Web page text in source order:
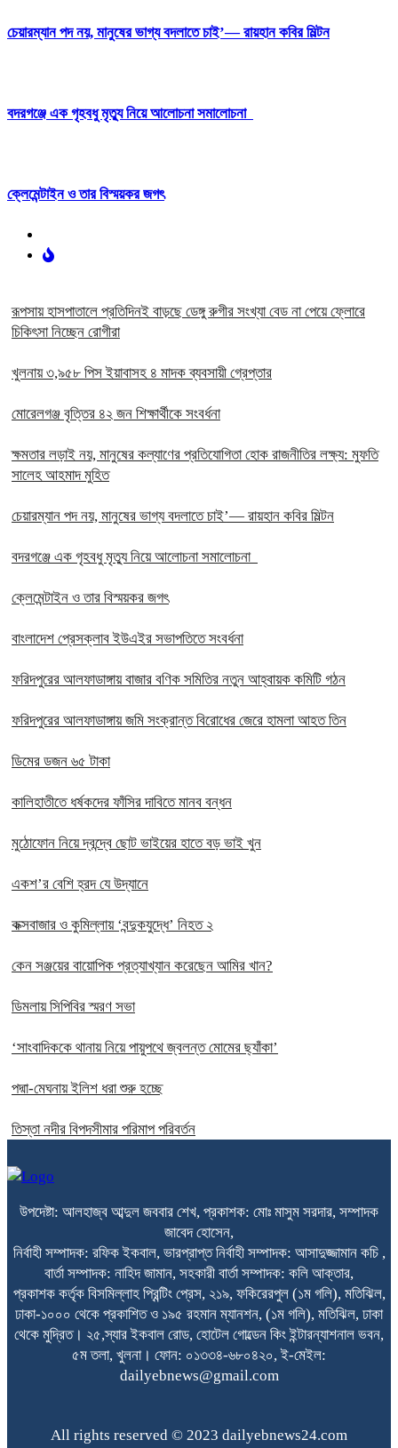
চেয়ারম্যান পদ নয়, মানুষের ভাগ্য বদলাতে চাই’— রায়হান কবির মিল্টন
বদরগঞ্জে এক গৃহবধু মৃত্যু নিয়ে আলোচনা সমালোচনা
ক্লেমেন্টাইন ও তার বিস্ময়কর জগৎ
রূপসায় হাসপাতালে প্রতিদিনই বাড়ছে ডেঙ্গু রুগীর সংখ্যা বেড না পেয়ে ফ্লোরে
চিকিৎসা নিচ্ছেন রোগীরা
খুলনায় ৩,৯৫৮ পিস ইয়াবাসহ ৪ মাদক ব্যবসায়ী গ্রেপ্তার
মোরেলগঞ্জ বৃত্তির ৪২ জন শিক্ষার্থীকে সংবর্ধনা
ক্ষমতার লড়াই নয়, মানুষের কল্যাণের প্রতিযোগিতা হোক রাজনীতির লক্ষ্য: মুফতি
সালেহ আহমাদ মুহিত
চেয়ারম্যান পদ নয়, মানুষের ভাগ্য বদলাতে চাই’— রায়হান কবির মিল্টন
বদরগঞ্জে এক গৃহবধু মৃত্যু নিয়ে আলোচনা সমালোচনা
ক্লেমেন্টাইন ও তার বিস্ময়কর জগৎ
বাংলাদেশ প্রেসক্লাব ইউএইর সভাপতিতে সংবর্ধনা
ফরিদপুরের আলফাডাঙ্গায় বাজার বণিক সমিতির নতুন আহ্বায়ক কমিটি গঠন
ফরিদপুরের আলফাডাঙ্গায় জমি সংক্রান্ত বিরোধের জেরে হামলা আহত তিন
ডিমের ডজন ৬৫ টাকা
কালিহাতীতে ধর্ষকদের ফাঁসির দাবিতে মানব বন্ধন
মুঠোফোন নিয়ে দ্বন্দ্বে ছোট ভাইয়ের হাতে বড় ভাই খুন
একশ’র বেশি হ্রদ যে উদ্যানে
কক্সবাজার ও কুমিল্লায় ‘বন্দুকযুদ্ধে’ নিহত ২
কেন সঞ্জয়ের বায়োপিক প্রত্যাখ্যান করেছেন আমির খান?
ডিমলায় সিপিবির স্মরণ সভা
‘সাংবাদিককে থানায় নিয়ে পায়ুপথে জ্বলন্ত মোমের ছ্যাঁকা’
পদ্মা-মেঘনায় ইলিশ ধরা শুরু হচ্ছে
তিস্তা নদীর বিপদসীমার পরিমাপ পরিবর্তন
উপদেষ্টা: আলহাজ্ব আব্দুল জববার শেখ, প্রকাশক: মোঃ মাসুম সরদার, সম্পাদক
জাবেদ হোসেন,
নির্বাহী সম্পাদক: রফিক ইকবাল, ভারপ্রাপ্ত নির্বাহী সম্পাদক: আসাদুজ্জামান কচি ,
বার্তা সম্পাদক: নাহিদ জামান, সহকারী বার্তা সম্পাদক: কলি আক্তার,
প্রকাশক কর্তৃক বিসমিল্লাহ প্রিন্টিং প্রেস, ২১৯, ফকিরেরপুল (১ম গলি), মতিঝিল,
ঢাকা-১০০০ থেকে প্রকাশিত ও ১৯৫ রহমান ম্যানশন, (১ম গলি), মতিঝিল, ঢাকা
থেকে মুদ্রিত। ২৫,স্যার ইকবাল রোড, হোটেল গোল্ডেন কিং ইন্টারন্যাশনাল ভবন,
৫ম তলা, খুলনা। ফোন: ০১৩৩৪-৬৮০৪২০, ই-মেইল:
dailyebnews@gmail.com
All rights reserved © 2023 dailyebnews24.com